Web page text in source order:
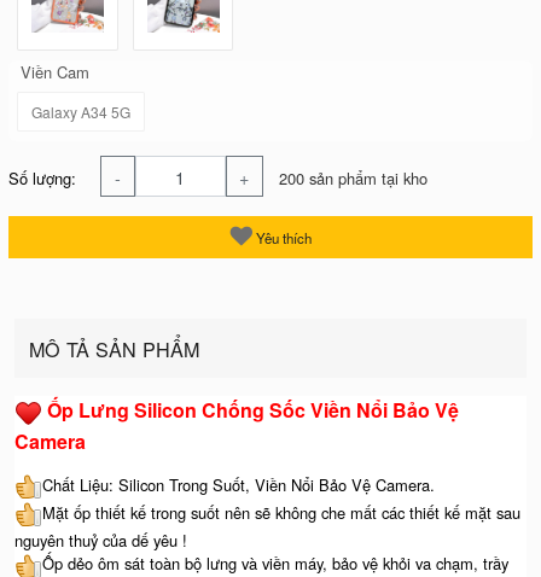
Viền Cam
Galaxy A34 5G
Số lượng: - + 200 sản phẩm tại kho
Yêu thích
MÔ TẢ SẢN PHẨM
Ốp Lưng Silicon Chống Sốc Viền Nổi Bảo Vệ
Camera
Chất Liệu: Silicon Trong Suốt, Viền Nổi Bảo Vệ Camera.
Mặt ốp thiết kế trong suốt nên sẽ không che mất các thiết kế mặt sau
nguyên thuỷ của dế yêu !
Ốp dẻo ôm sát toàn bộ lưng và viền máy, bảo vệ khỏi va chạm, trầy